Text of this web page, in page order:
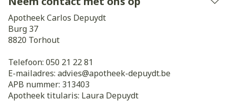
Apotheek Carlos Depuydt
Burg 37
8820 Torhout
Telefoon: 050 21 22 81
E-mailadres: advies@apotheek-depuydt.be
APB nummer: 313403
Apotheek titularis: Laura Depuydt